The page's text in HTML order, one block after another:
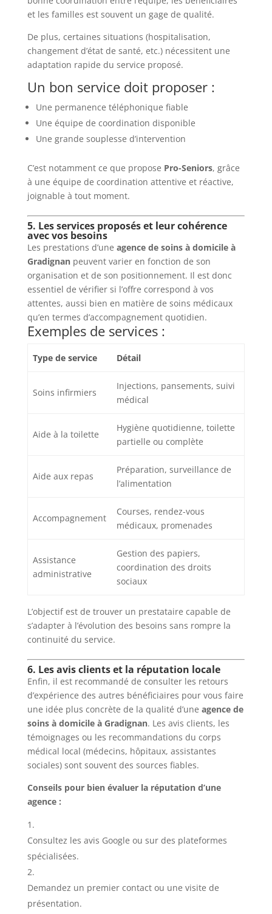
et les familles est souvent un gage de qualité.
De plus, certaines situations (hospitalisation,
changement d’état de santé, etc.) nécessitent une
adaptation rapide du service proposé.
Un bon service doit proposer :
Une permanence téléphonique fiable
Une équipe de coordination disponible
Une grande souplesse d’intervention
C’est notamment ce que propose Pro-Seniors, grâce
à une équipe de coordination attentive et réactive,
joignable à tout moment.
5. Les services proposés et leur cohérence
avec vos besoins
Les prestations d’une agence de soins à domicile à
Gradignanpeuvent varier en fonction de son
organisation et de son positionnement. Il est donc
essentiel de vérifier si l’offre correspond à vos
attentes, aussi bien en matière de soins médicaux
qu’en termes d’accompagnement quotidien.
Exemples de services :
Type de service Détail
Soins infirmiers
Injections, pansements, suivi
médical
Aide à la toilette
Hygiène quotidienne, toilette
partielle ou complète
Aide aux repas
Préparation, surveillance de
l’alimentation
Accompagnement
Courses, rendez-vous
médicaux, promenades
Assistance
administrative
Gestion des papiers,
coordination des droits
sociaux
L’objectif est de trouver un prestataire capable de
s’adapter à l’évolution des besoins sans rompre la
continuité du service.
6. Les avis clients et la réputation locale
Enfin, il est recommandé de consulter les retours
d’expérience des autres bénéficiaires pour vous faire
une idée plus concrète de la qualité d’une agence de
soins à domicile à Gradignan. Les avis clients, les
témoignages ou les recommandations du corps
médical local (médecins, hôpitaux, assistantes
sociales) sont souvent des sources fiables.
Conseils pour bien évaluer la réputation d’une
agence :
Consultez les avis Google ou sur des plateformes
spécialisées.
Demandez un premier contact ou une visite de
présentation.